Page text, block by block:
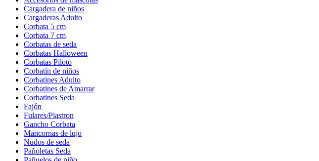
Cargadera de niños
Cargaderas Adulto
Corbata 5 cm
Corbata 7 cm
Corbatas de seda
Corbatas Halloween
Corbatas Piloto
Corbatín de niños
Corbatines Adulto
Corbatines de Amarrar
Corbatines Seda
Fajón
Fulares/Plastron
Gancho Corbata
Mancornas de lujo
Nudos de seda
Pañoletas Seda